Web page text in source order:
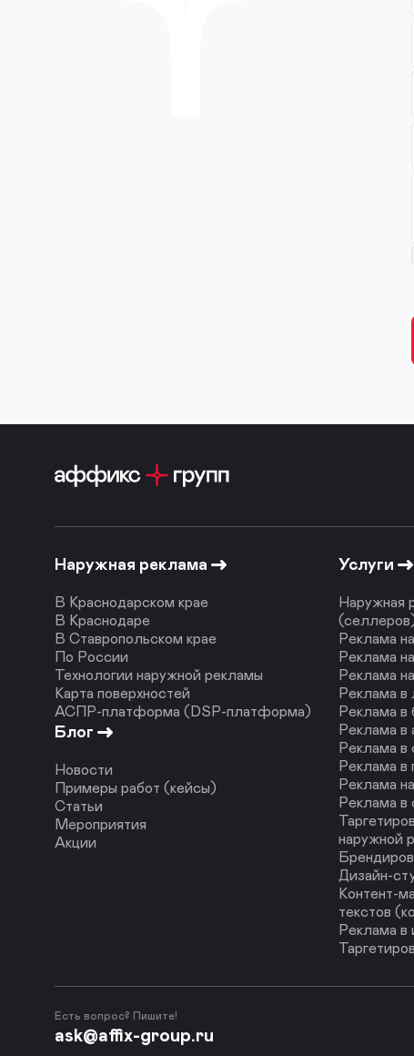
Наружная реклама
В Краснодарском крае
В Краснодаре
В Ставропольском крае
По России
Технологии наружной рекламы
Карта поверхностей
АСПР-платформа (DSP-платформа)
Блог
Новости
Примеры работ (кейсы)
Статьи
Мероприятия
Акции
Услуги
Наружная
Реклама
Реклама
Реклама
Реклама в
Реклама в
Реклама в
Реклама в
Реклама в
Реклама
Реклама в
наружной
Дизайн-
Контент-
текстов
Реклама в
Есть вопрос? Пишите!
ask@affix-group.ru